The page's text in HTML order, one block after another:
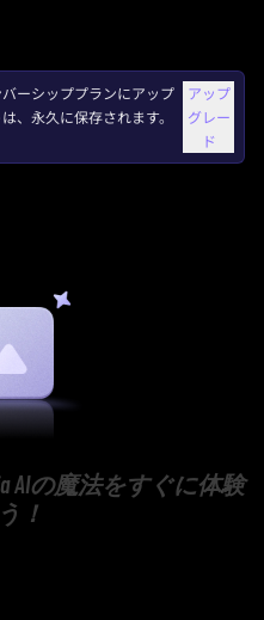
ーシッププランにアップ
、永久に保存されます。
アップ
グレー
ド
AIの魔法をすぐに体験
！